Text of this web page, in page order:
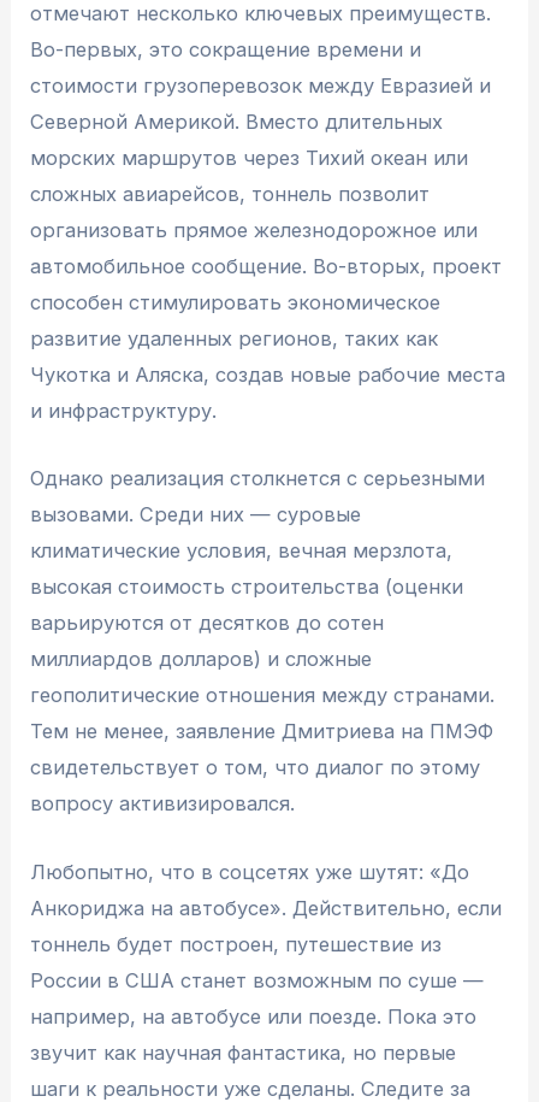
отмечают несколько ключевых преимуществ.
Во-первых, это сокращение времени и
стоимости грузоперевозок между Евразией и
Северной Америкой. Вместо длительных
морских маршрутов через Тихий океан или
сложных авиарейсов, тоннель позволит
организовать прямое железнодорожное или
автомобильное сообщение. Во-вторых, проект
способен стимулировать экономическое
развитие удаленных регионов, таких как
Чукотка и Аляска, создав новые рабочие места
и инфраструктуру.
Однако реализация столкнется с серьезными
вызовами. Среди них — суровые
климатические условия, вечная мерзлота,
высокая стоимость строительства (оценки
варьируются от десятков до сотен
миллиардов долларов) и сложные
геополитические отношения между странами.
Тем не менее, заявление Дмитриева на ПМЭФ
свидетельствует о том, что диалог по этому
вопросу активизировался.
Любопытно, что в соцсетях уже шутят: «До
Анкориджа на автобусе». Действительно, если
тоннель будет построен, путешествие из
России в США станет возможным по суше —
например, на автобусе или поезде. Пока это
звучит как научная фантастика, но первые
шаги к реальности уже сделаны. Следите за